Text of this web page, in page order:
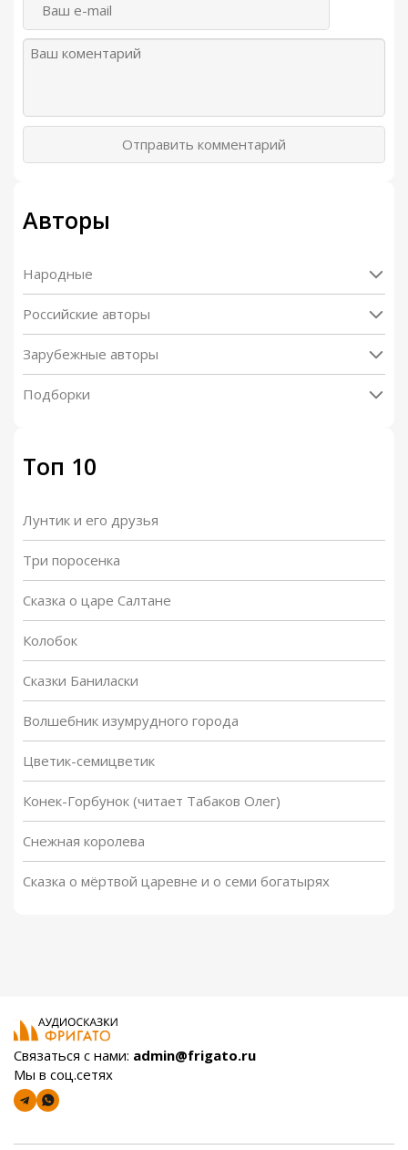
Отправить комментарий
Авторы
Народные
Российские авторы
Зарубежные авторы
Подборки
Топ 10
Лунтик и его друзья
Три поросенка
Сказка о царе Салтане
Колобок
Сказки Баниласки
Волшебник изумрудного города
Цветик-семицветик
Конек-Горбунок (читает Табаков Олег)
Снежная королева
Сказка о мёртвой царевне и о семи богатырях
Связаться с нами: admin@frigato.ru
Мы в соц.сетях